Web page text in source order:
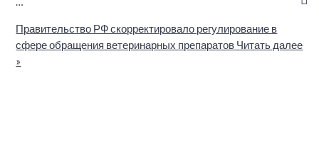
Правительство РФ скорректировало регулирование в
сфере обращения ветеринарных препаратов Читать далее
»